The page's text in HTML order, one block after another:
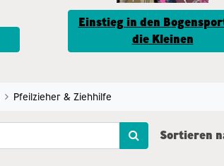
Einstieg in den
die Kleinen
Pfeilzieher & Ziehhilfe
Sortieren